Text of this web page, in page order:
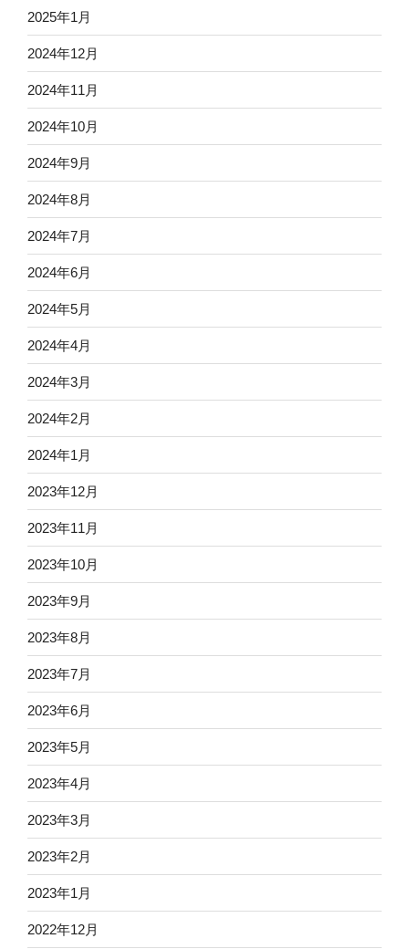
2025年1月
2024年12月
2024年11月
2024年10月
2024年9月
2024年8月
2024年7月
2024年6月
2024年5月
2024年4月
2024年3月
2024年2月
2024年1月
2023年12月
2023年11月
2023年10月
2023年9月
2023年8月
2023年7月
2023年6月
2023年5月
2023年4月
2023年3月
2023年2月
2023年1月
2022年12月